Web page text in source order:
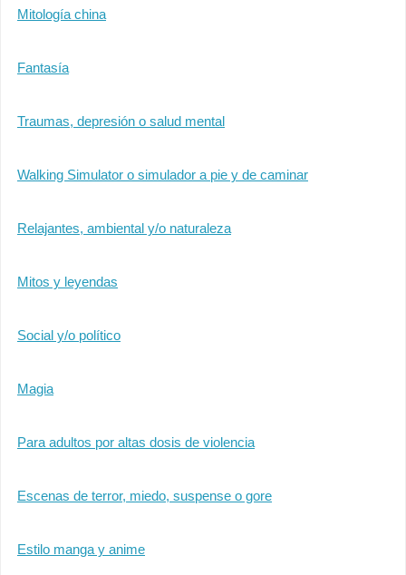
Mitología china
Fantasía
Traumas, depresión o salud mental
Walking Simulator o simulador a pie y de caminar
Relajantes, ambiental y/o naturaleza
Mitos y leyendas
Social y/o político
Magia
Para adultos por altas dosis de violencia
Escenas de terror, miedo, suspense o gore
Estilo manga y anime